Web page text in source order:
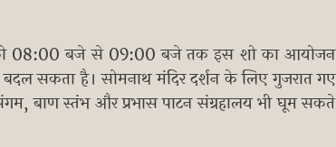
को 08:00 बजे से 09:00 बजे तक इस शो का आयोजन
सकता है। सोमनाथ मंदिर दर्शन के लिए गुजरात गए
बाण स्तंभ और प्रभास पाटन संग्रहालय भी घूम सकते